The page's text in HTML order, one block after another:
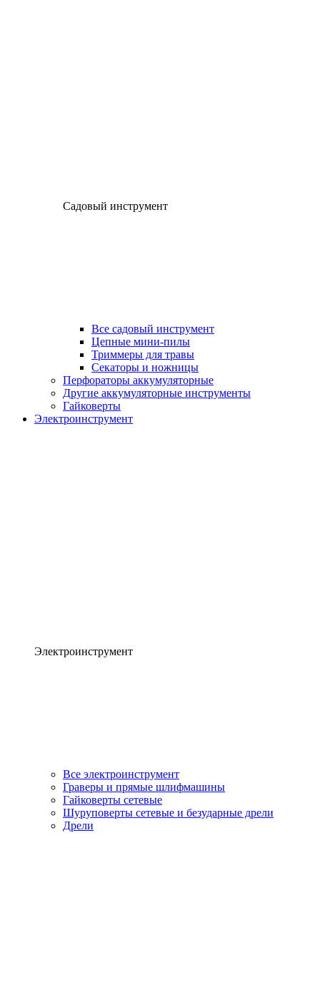
Садовый инструмент
Все садовый инструмент
Цепные мини-пилы
Триммеры для травы
Секаторы и ножницы
Перфораторы аккумуляторные
Другие аккумуляторные инструменты
Гайковерты
Электроинструмент
Электроинструмент
Все электроинструмент
Граверы и прямые шлифмашины
Гайковерты сетевые
Шуруповерты сетевые и безударные дрели
Дрели